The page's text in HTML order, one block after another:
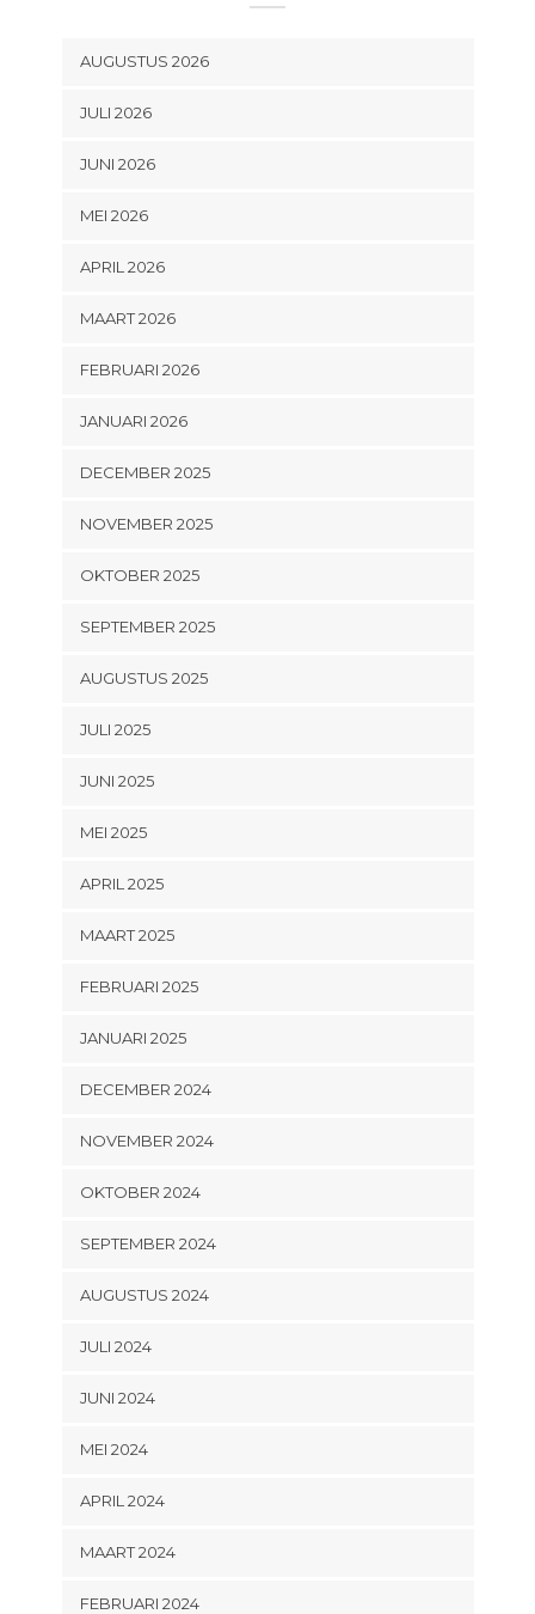
AUGUSTUS 2026
JULI 2026
JUNI 2026
MEI 2026
APRIL 2026
MAART 2026
FEBRUARI 2026
JANUARI 2026
DECEMBER 2025
NOVEMBER 2025
OKTOBER 2025
SEPTEMBER 2025
AUGUSTUS 2025
JULI 2025
JUNI 2025
MEI 2025
APRIL 2025
MAART 2025
FEBRUARI 2025
JANUARI 2025
DECEMBER 2024
NOVEMBER 2024
OKTOBER 2024
SEPTEMBER 2024
AUGUSTUS 2024
JULI 2024
JUNI 2024
MEI 2024
APRIL 2024
MAART 2024
FEBRUARI 2024